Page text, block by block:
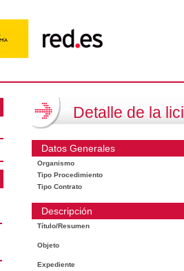
Detalle de la
Datos Generales
Organismo
Tipo Procedimiento
Tipo Contrato
Descripción
Título/Resumen
Objeto
Expediente